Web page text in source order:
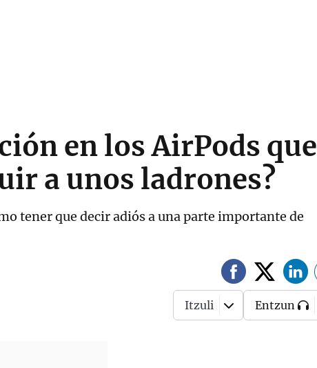
en los AirPods que
a unos ladrones?
tener que decir adiós a una parte importante de
Itzuli Entzun